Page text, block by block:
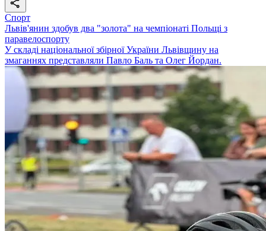
Спорт
Львів'янин здобув два "золота" на чемпіонаті Польщі з
паравелоспорту
У складі національної збірної України Львівщину на
змаганнях представляли Павло Баль та Олег Йордан.